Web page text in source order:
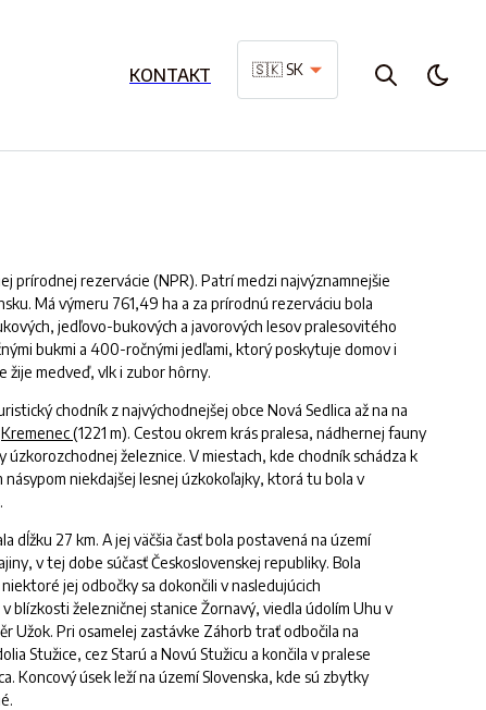
KONTAKT 🇸🇰 SK
prírodnej rezervácie (NPR). Patrí medzi najvýznamnejšie
Má výmeru 761,49 ha a za prírodnú rezerváciu bola
jedľovo-bukových a javorových lesov pralesovitého
bukmi a 400-ročnými jedľami, ktorý poskytuje domov i
žije medveď, vlk i zubor hôrny.
chodník z najvýchodnejšej obce Nová Sedlica až na na
Kremenec(1221 m). Cestou okrem krás pralesa, nádhernej fauny
železnice. V miestach, kde chodník schádza k
násypom niekdajšej lesnej úzkokoľajky, ktorá tu bola v
dĺžku 27 km. A jej väčšia časť bola postavená na území
v tej dobe súčasť Československej republiky. Bola
jej odbočky sa dokončili v nasledujúcich
blízkosti železničnej stanice Žornavý, viedla údolím Uhu v
Užok. Pri osamelej zastávke Záhorb trať odbočila na
Stužice, cez Starú a Novú Stužicu a končila v pralese
Koncový úsek leží na území Slovenska, kde sú zbytky